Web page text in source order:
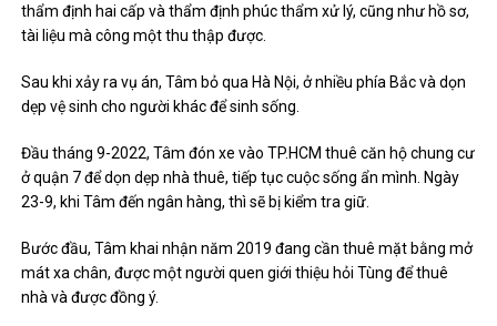
thẩm định hai cấp và thẩm định phúc thẩm xử lý, cũng như hồ sơ,
tài liệu mà công một thu thập được.
Sau khi xảy ra vụ án, Tâm bỏ qua Hà Nội, ở nhiều phía Bắc và dọn
dẹp vệ sinh cho người khác để sinh sống.
Đầu tháng 9-2022, Tâm đón xe vào TP.HCM thuê căn hộ chung cư
ở quận 7 để dọn dẹp nhà thuê, tiếp tục cuộc sống ẩn mình. Ngày
23-9, khi Tâm đến ngân hàng, thì sẽ bị kiểm tra giữ.
Bước đầu, Tâm khai nhận năm 2019 đang cần thuê mặt bằng mở
mát xa chân, được một người quen giới thiệu hỏi Tùng để thuê
nhà và được đồng ý.